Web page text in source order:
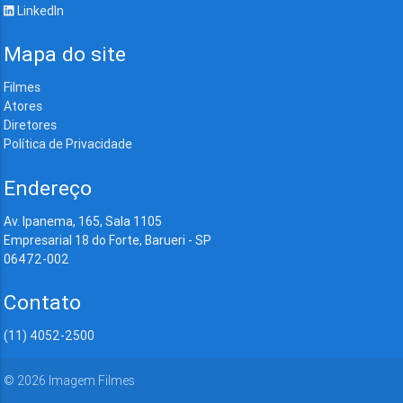
LinkedIn
Mapa do site
Filmes
Atores
Diretores
Política de Privacidade
Endereço
Av. Ipanema, 165, Sala 1105
Empresarial 18 do Forte, Barueri - SP
06472-002
Contato
(11) 4052-2500
© 2026 Imagem Filmes